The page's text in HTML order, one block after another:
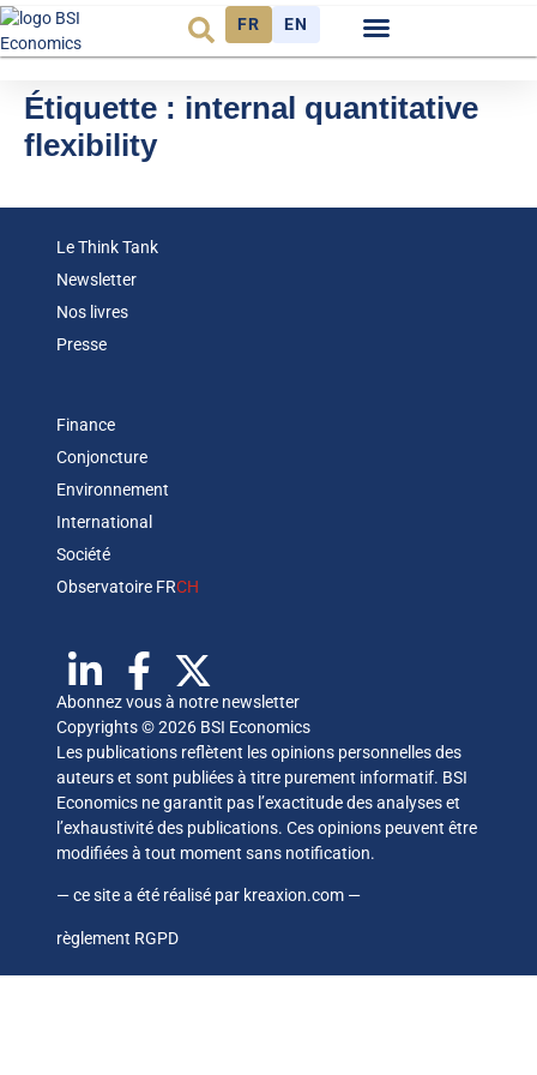
FR EN
Étiquette : internal quantitative
flexibility
Le Think Tank
Newsletter
Nos livres
Presse
Finance
Conjoncture
Environnement
International
Société
Observatoire FRCH
Abonnez vous à notre newsletter
Copyrights © 2026 BSI Economics
Les publications reflètent les opinions personnelles des
auteurs et sont publiées à titre purement informatif. BSI
Economics ne garantit pas l’exactitude des analyses et
l’exhaustivité des publications. Ces opinions peuvent être
modifiées à tout moment sans notification.
— ce site a été réalisé par kreaxion.com —
règlement RGPD